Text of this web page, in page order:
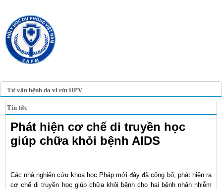
Tư vấn bệnh do vi rút HPV
Tin tức
Phát hiện cơ chế di truyền học
giúp chữa khỏi bệnh AIDS
Các nhà nghiên cứu khoa học Pháp mới đây đã công bố, phát hiện ra
cơ chế di truyền học giúp chữa khỏi bệnh cho hai bệnh nhân nhiễm